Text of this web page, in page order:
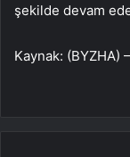
şekilde devam
Kaynak: (BYZHA)